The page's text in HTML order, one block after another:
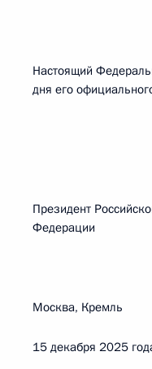
Настоящий
дня его
Президент
Федерации
Москва, Кремль
15 декабря 2025